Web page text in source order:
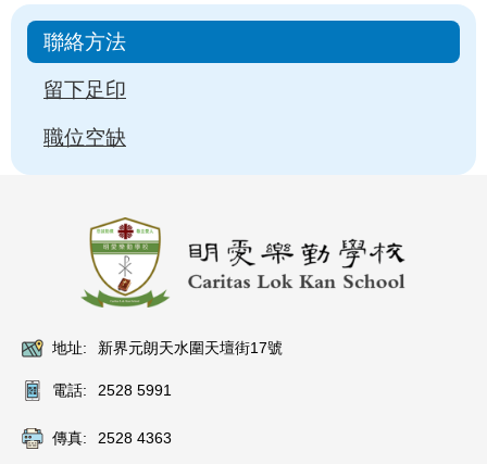
Main
navigation
聯絡方法
留下足印
職位空缺
地址: 新界元朗天水圍天壇街17號
電話: 2528 5991
傳真: 2528 4363